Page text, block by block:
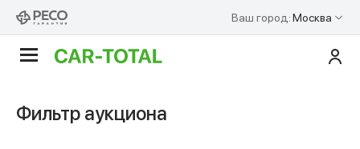
Ваш город:Москва
Аукционы
Фильтр аукциона